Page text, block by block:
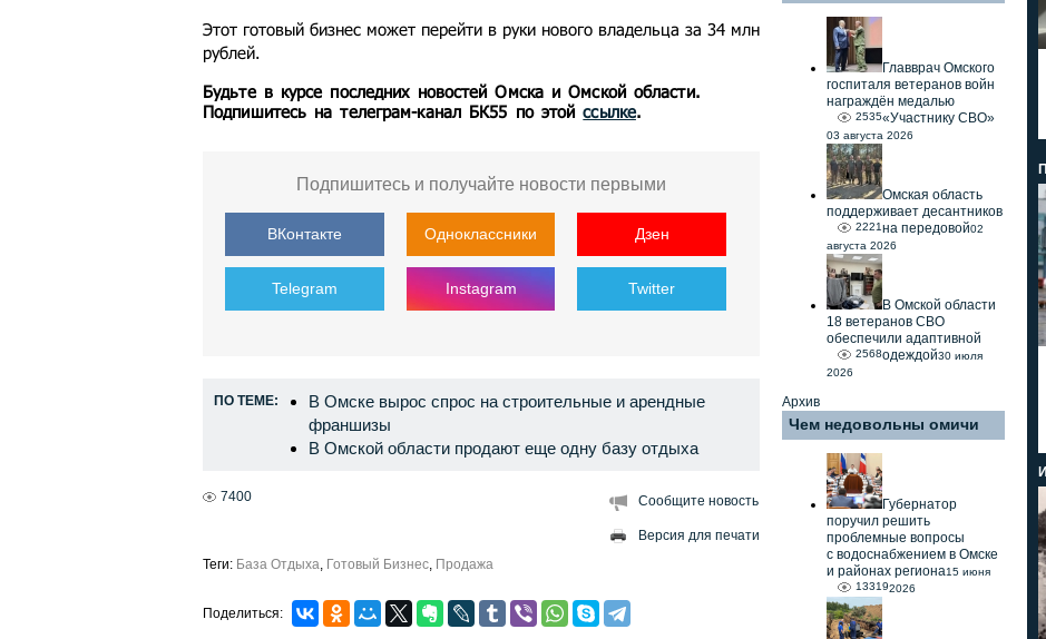
Этот готовый бизнес может перейти в руки нового владельца за 34 млн
рублей.
Будьте в курсе последних новостей Омска и Омской области.
Подпишитесь на телеграм-канал БК55 по этойссылке.
Подпишитесь и получайте новости первыми
ВКонтакте Одноклассники Дзен
Telegram Instagram Twitter
ПО ТЕМЕ:
В Омске вырос спрос на строительные и арендные
франшизы
В Омской области продают еще одну базу отдыха
7400 Сообщите новость
Версия для печати
Теги: База Отдыха, Готовый Бизнес, Продажа
Поделиться:
Главврач Омского
госпиталя ветеранов войн
награждён медалью
«Участнику СВО»
2535
03 августа 2026
Омская область
поддерживает десантников
на передовой
2221
02
августа 2026
В Омской области
18 ветеранов СВО
обеспечили адаптивной
одеждой
2568
30 июля
2026
Архив
Чем недовольны омичи
Губернатор
поручил решить
проблемные вопросы
с водоснабжением в Омске
и районах региона
13319
15 июня
2026